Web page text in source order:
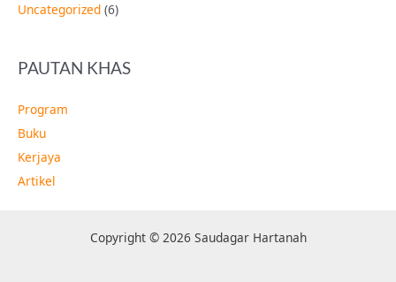
Uncategorized (6)
PAUTAN KHAS
Program
Buku
Kerjaya
Artikel
Copyright © 2026 Saudagar Hartanah